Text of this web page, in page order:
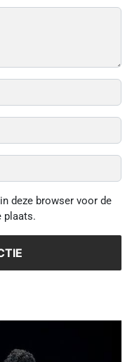
deze browser voor de
plaats.